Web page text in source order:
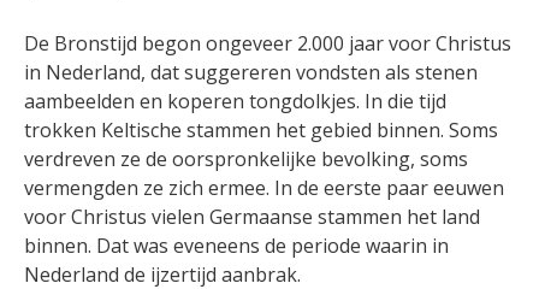
De Bronstijd begon ongeveer 2.000 jaar voor Christus
in Nederland, dat suggereren vondsten als stenen
aambeelden en koperen tongdolkjes. In die tijd
trokken Keltische stammen het gebied binnen. Soms
verdreven ze de oorspronkelijke bevolking, soms
vermengden ze zich ermee. In de eerste paar eeuwen
voor Christus vielen Germaanse stammen het land
binnen. Dat was eveneens de periode waarin in
Nederland de ijzertijd aanbrak.